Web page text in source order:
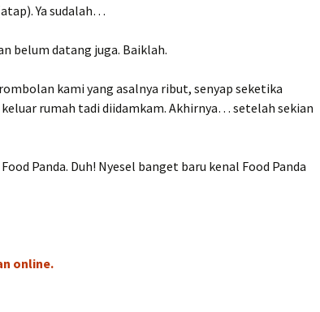
Ya sudalah…
belum datang juga. Baiklah.
kami yang asalnya ribut, senyap seketika
rumah tadi diidamkam. Akhirnya… setelah sekian
Panda. Duh! Nyesel banget baru kenal Food Panda
online.